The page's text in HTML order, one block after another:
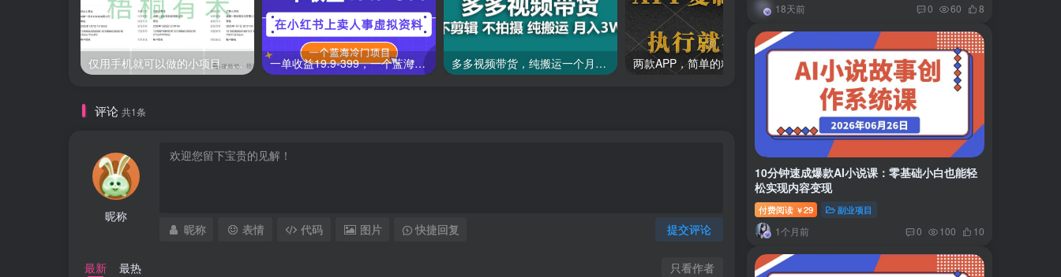
仅用手机就可以做的小项目，当天就能见钱，每天100-300 一单收益19.9-399，一个蓝海冷门项目，在小红书上卖人事虚拟资料 多多视频带货，纯搬运一个月搞了5w佣金，小白也能操作 2024最新风口项目 低密度蓝海赛道，日收益5000+周收益4w+…
评论 共1条
昵称
提交评论
昵称 表情 代码 图片 快捷回复
最新 最热 只看作者
18天前 0 60 8
10分钟速成爆款AI小说课：零基础小白也能轻
松实现内容变现
付费阅读 ￥29 副业项目
1个月前 0 100 10